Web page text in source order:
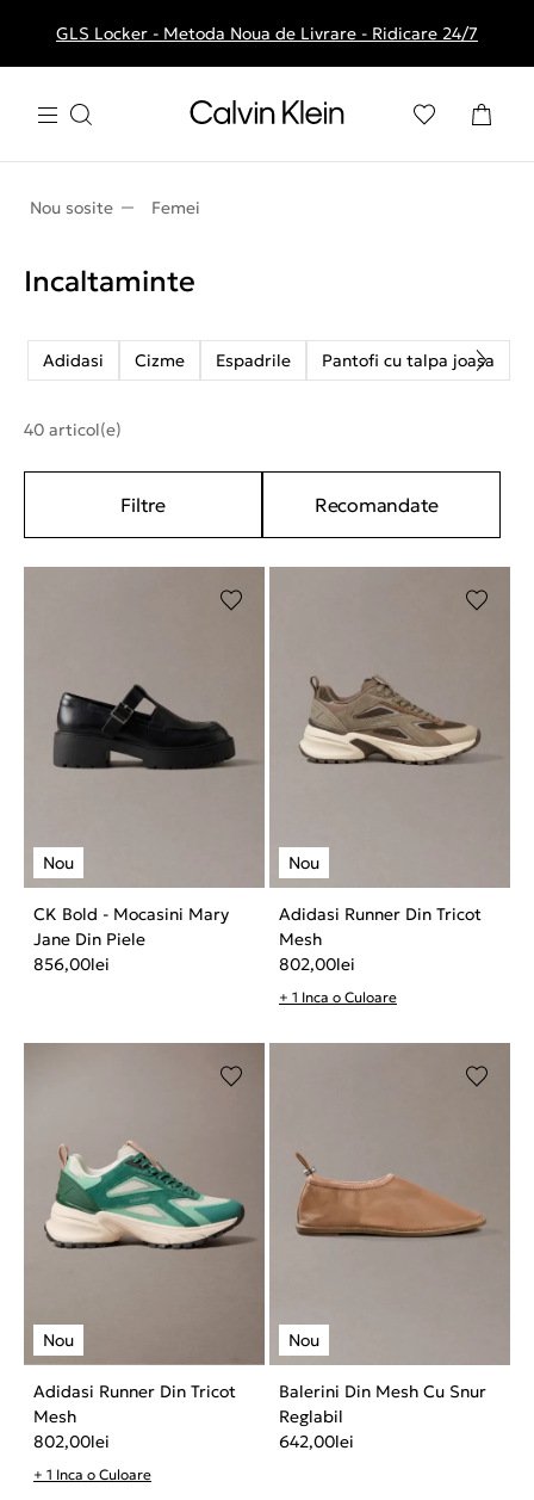
Livrare gratuita la comenzile de peste 250 RON
GLS Locker - Metoda Noua de Livrare - Ridicare 24/7
Nou sosite Femei
Incaltaminte
Adidasi Cizme Espadrile Pantofi cu talpa joasa
40 articol(e)
Filtre Recomandate
CK Bold - Mocasini Mary
Jane Din Piele
856,00lei
Adidasi Runner Din Tricot
Mesh
802,00lei
+ 1 Inca o Culoare
Adidasi Runner Din Tricot
Mesh
802,00lei
+ 1 Inca o Culoare
Balerini Din Mesh Cu Snur
Reglabil
642,00lei